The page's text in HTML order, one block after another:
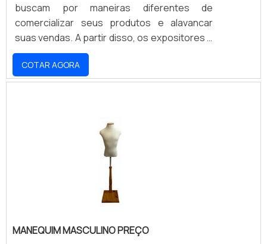
buscam por maneiras diferentes de
comercializar seus produtos e alavancar
suas vendas. A partir disso, os expositores e
gôndolas são peças essenciais para garantir
que os clientes tenham acesso aos
produtos e possam visualizar os diferentes
utilizar essas peças em vitrines, exposições,
eventos e dispostos no próprio
estabelecimento, sempre vis.
COTAR AGORA
MANEQUIM MASCULINO PREÇO